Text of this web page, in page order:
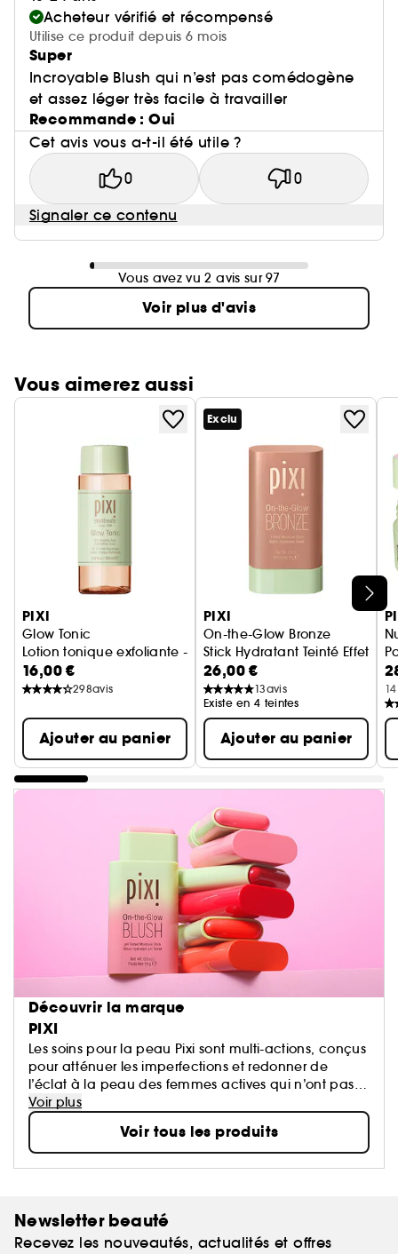
Acheteur vérifié et récompensé
Utilise ce produit depuis 6 mois
Super
Incroyable Blush qui n’est pas comédogène
et assez léger très facile à travailler
Recommande : Oui
Cet avis vous a-t-il été utile ?
0 0
Signaler ce contenu
Vous avez vu 2 avis sur 97
Voir plus d'avis
Vous aimerez aussi
Ignorer le carrousel produits
PIXI
Glow Tonic
Lotion tonique exfoliante - Format voyage
16,00 €
298avis
Ajouter au panier
Exclu
PIXI
On-the-Glow Bronze
Stick Hydratant Teinté Effet
26,00 €
13avis
Existe en 4 teintes
Ajouter au panier
Découvrir la marque
PIXI
Les soins pour la peau Pixi sont multi-actions, conçus
pour atténuer les imperfections et redonner de
l’éclat à la peau des femmes actives qui n’ont pas
de temps à perdre. La marque offre des formules
innovantes, enrichies d'actifs et d'ingrédients
d'origine végétale.
Voir plus
Voir tous les produits
Newsletter beauté
Recevez les nouveautés, actualités et offres